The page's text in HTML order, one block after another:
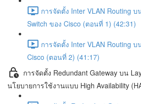
การจัดตั้ง Inter VLAN Routing
Switch ของ Cisco (ตอนที่ 1) (42:31)
การจัดตั้ง Inter VLAN Routing
Cisco (ตอนที่ 2) (41:17)
การจัดตั้ง Redundant Gateway บน
นโยบายการใช้งานแบบ High Availability